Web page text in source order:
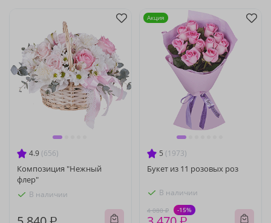
4.9 (656)
Композиция "Нежный
флер"
В наличии
5 (1973)
Букет из 11 розовых роз
В наличии
4 080 ₽ -15%
Акция